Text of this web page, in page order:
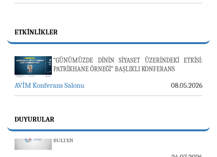
ETKINLIKLER
“GÜNÜMÜZDE DİNİN SİYASET ÜZERİNDEKİ ETKİSİ:
PATRİKHANE ÖRNEĞİ” BAŞLIKLI KONFERANS
AVİM Konferans Salonu 08.05.2026
DUYURULAR23-24 TEMMUZ SUNUCU SORUNU VE AVİM GÜNLÜK